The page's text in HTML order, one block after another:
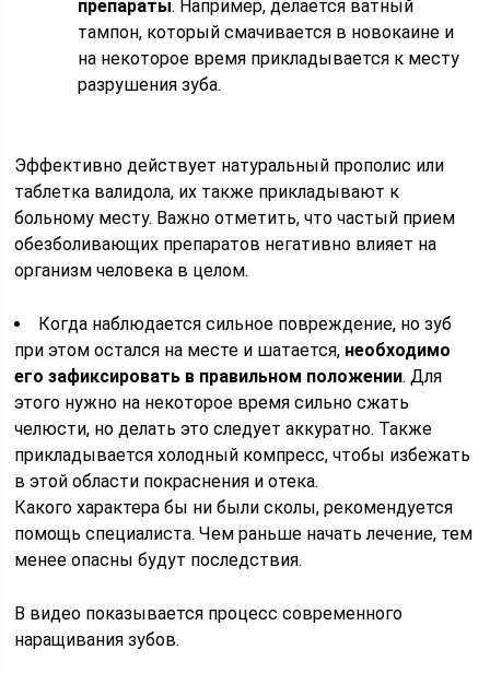
препараты. Например, делается ватный
тампон, который смачивается в новокаине и
на некоторое время прикладывается к месту
разрушения зуба.
Эффективно действует натуральный прополис или
таблетка валидола, их также прикладывают к
больному месту. Важно отметить, что частый прием
обезболивающих препаратов негативно влияет на
организм человека в целом.
Когда наблюдается сильное повреждение, но зуб
при этом остался на месте и шатается, необходимо
его зафиксировать в правильном положении. Для
этого нужно на некоторое время сильно сжать
челюсти, но делать это следует аккуратно. Также
прикладывается холодный компресс, чтобы избежать
в этой области покраснения и отека.
Какого характера бы ни были сколы, рекомендуется
помощь специалиста. Чем раньше начать лечение, тем
менее опасны будут последствия.
В видео показывается процесс современного
наращивания зубов.